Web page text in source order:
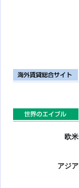
海外賃貸総合
世界のエイブ
欧米
アジア